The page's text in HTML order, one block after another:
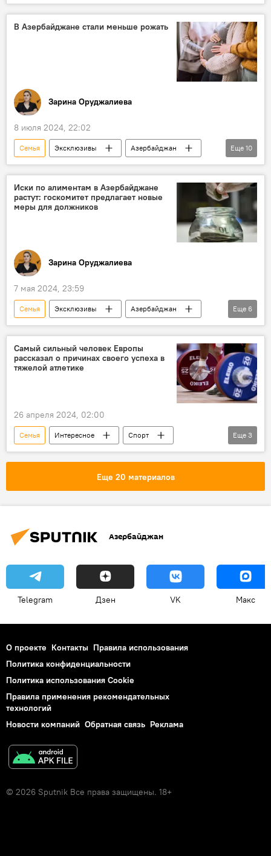
поп-музыка
Поп-звезда
Общество
Премьера
Клип
Замужество
В Азербайджане стали меньше рожать
Зарина Оруджалиева
8 июля 2024, 22:02
Семья Эксклюзивы
Азербайджан
Общество
Многодетная семья
Льготы
Материнство
рождаемость
Снижение
Еще 10
Иски по алиментам в Азербайджане
растут: госкомитет предлагает новые
меры для должников
Зарина Оруджалиева
7 мая 2024, 23:59
Семья Эксклюзивы
Азербайджан
Общество
Судебный процесс
Алименты
Государственный комитет по проблемам семьи, женщин и детей
Еще 6
Самый сильный человек Европы
рассказал о причинах своего успеха в
тяжелой атлетике
26 апреля 2024, 02:00
Семья Интересное
Спорт
Тяжелая атлетика
Европа
Еще 3
Еще 20 материалов
Азербайджан
Telegram Дзен VK Макс
О проекте Контакты Правила использования
Политика конфиденциальности
Политика использования Cookie
Правила применения рекомендательных
технологий
Новости компаний Обратная связь Реклама
© 2026 Sputnik Все права защищены. 18+